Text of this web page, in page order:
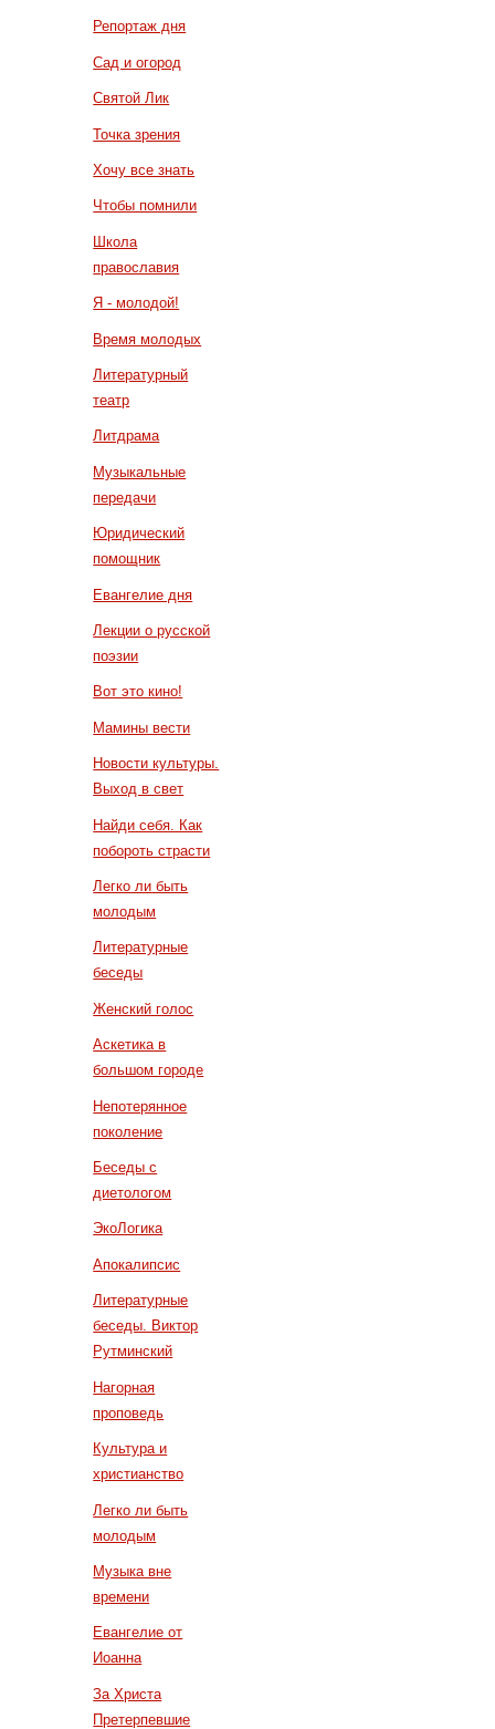
Репортаж дня
Сад и огород
Святой Лик
Точка зрения
Хочу все знать
Чтобы помнили
Школа
православия
Я - молодой!
Время молодых
Литературный
театр
Литдрама
Музыкальные
передачи
Юридический
помощник
Евангелие дня
Лекции о русской
поэзии
Вот это кино!
Мамины вести
Новости культуры.
Выход в свет
Найди себя. Как
побороть страсти
Легко ли быть
молодым
Литературные
беседы
Женский голос
Аскетика в
большом городе
Непотерянное
поколение
Беседы с
диетологом
ЭкоЛогика
Апокалипсис
Литературные
беседы. Виктор
Рутминский
Нагорная
проповедь
Культура и
христианство
Легко ли быть
молодым
Музыка вне
времени
Евангелие от
Иоанна
За Христа
Претерпевшие